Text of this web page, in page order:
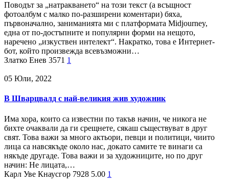
Поводът за „натракването“ на този текст (а всъщност
фотоалбум с малко по-разширени коментари) бяха,
първоначално, заниманията ми с платформата Midjourney,
една от по-достъпните и популярни форми на нещото,
наречено „изкуствен интелект“. Накратко, това е Интернет-
бот, който произвежда всевъзможни…
Златко Енев 3571 1
05 Юли, 2022
В Шварцвалд с най-великия жив художник
Има хора, които са известни по такъв начин, че никога не
бихте очаквали да ги срещнете, сякаш съществуват в друг
свят. Това важи за много актьори, певци и политици, чиито
лица са навсякъде около нас, докато самите те винаги са
някъде другаде. Това важи и за художниците, но по друг
начин: Не лицата,…
Карл Уве Кнаусгор 7928 5.00 1